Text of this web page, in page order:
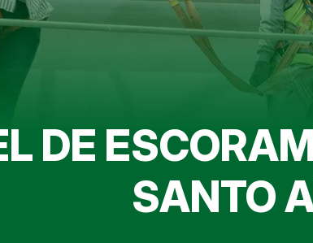
DE
SANTO